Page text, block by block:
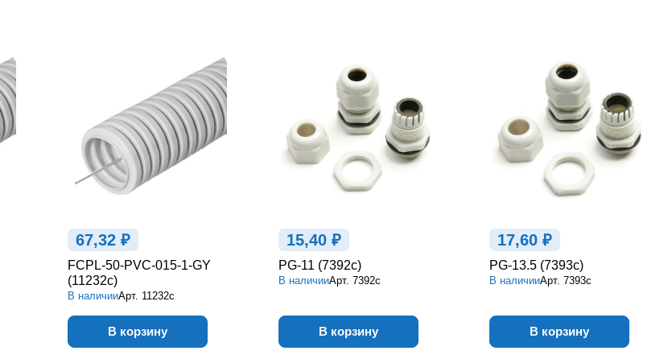
67,32 ₽
FCPL-50-PVC-015-1-GY
(11232c)
В наличииАрт. 11232c
В корзину
15,40 ₽
PG-11 (7392c)
В наличииАрт. 7392c
В корзину
17,60 ₽
PG-13.5 (7393c)
В наличииАрт. 7393c
В корзину